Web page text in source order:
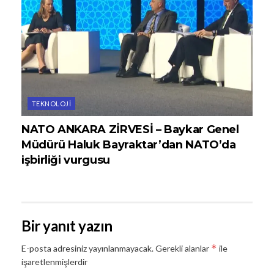
TEKNOLOJI
NATO ANKARA ZİRVESİ – Baykar Genel
Müdürü Haluk Bayraktar’dan NATO’da
işbirliği vurgusu
Bir yanıt yazın
E-posta adresiniz yayınlanmayacak.Gerekli alanlar * ile
işaretlenmişlerdir